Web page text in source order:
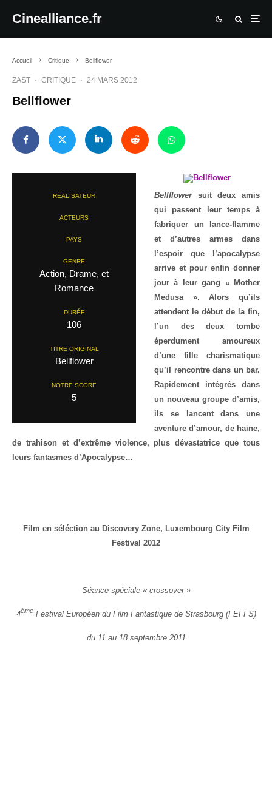
Cinealliance.fr
Accueil Critique Bellflower
ZAST · CRITIQUE · 24 MARS 2012
Bellflower
RÉALISATEUR
ACTEURS
PAYS
GENRE
Action, Drame, et
Romance
DURÉE
106
TITRE ORIGINAL
Bellflower
NOTRE SCORE
5
Bellflowersuit deux amis
qui passent leur temps à
fabriquer un lance-flamme
et d’autres armes dans
l’espoir que l’apocalypse
arrive et pour enfin donner
jour à leur gang « Mother
Medusa ». Alors qu’ils
attendent le début de la fin,
l’un des deux tombe
éperdument amoureux
d’une fille charismatique
qu’il rencontre dans un bar.
Rapidement intégrés dans
un nouveau groupe d’amis,
ils se lancent dans une
aventure d’amour, de haine,
de trahison et d’extrême violence, plus dévastatrice que tous
leurs fantasmes d’Apocalypse…
Film en séléction au Discovery Zone, Luxembourg City Film
Festival 2012
Séance spéciale « crossover »
4èmeFestival Européen du Film Fantastique de Strasbourg (FEFFS)
du 11 au 18 septembre 2011